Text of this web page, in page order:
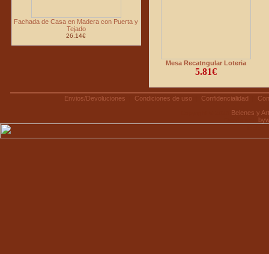
Fachada de Casa en Madera con Puerta y
Tejado
26.14€
Mesa Recatngular Loteria
5.81€
Envios/Devoluciones Condiciones de uso| Confidencialidad
Belenes y